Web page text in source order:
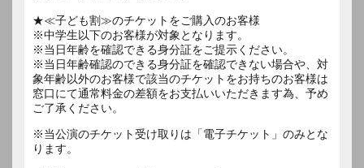
★≪子ども割≫のチケットをご購入のお客様
※中学生以下のお客様が対象となります。
※当日年齢を確認できる身分証をご提示ください。
※当日年齢確認のできる身分証を確認できない場合や、対
象年齢以外のお客様で該当のチケットをお持ちのお客様は
窓口にて通常料金の差額をお支払いいただきます為、予め
ご了承ください。
※当公演のチケット受け取りは「電子チケット」のみとな
ります。